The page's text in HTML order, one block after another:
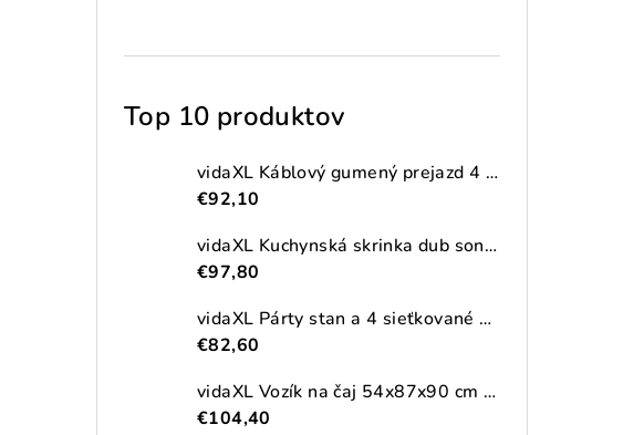
Top 10 produktov
vidaXL Káblový gumený prejazd 4 ks 2-kanálový 101,5 cm
€92,10
vidaXL Kuchynská skrinka dub sonoma 38x41,5x131,5 cm kompozitné drevo
€97,80
vidaXL Párty stan a 4 sieťkované bočné steny antracitový 2,5x2,5m HDPE
€82,60
vidaXL Vozík na čaj 54x87x90 cm masívna akácia
€104,40